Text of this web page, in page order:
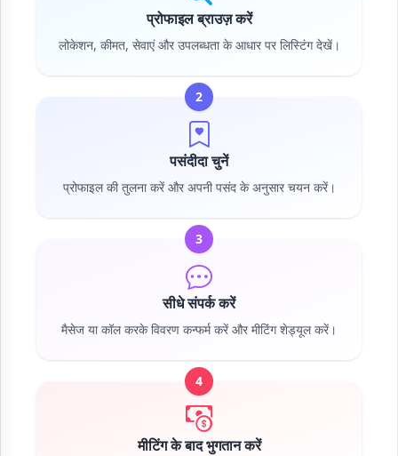
प्रोफाइल ब्राउज़ करें
लोकेशन, कीमत, सेवाएं और उपलब्धता के आधार पर लिस्टिंग देखें।
2
पसंदीदा चुनें
प्रोफाइल की तुलना करें और अपनी पसंद के अनुसार चयन करें।
3
सीधे संपर्क करें
मैसेज या कॉल करके विवरण कन्फर्म करें और मीटिंग शेड्यूल करें।
4
मीटिंग के बाद भुगतान करें